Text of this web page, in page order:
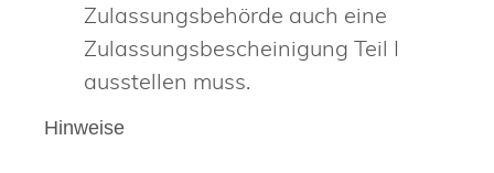
Zulassungsbehörde auch eine
Zulassungsbescheinigung Teil I
ausstellen muss.
Hinweise